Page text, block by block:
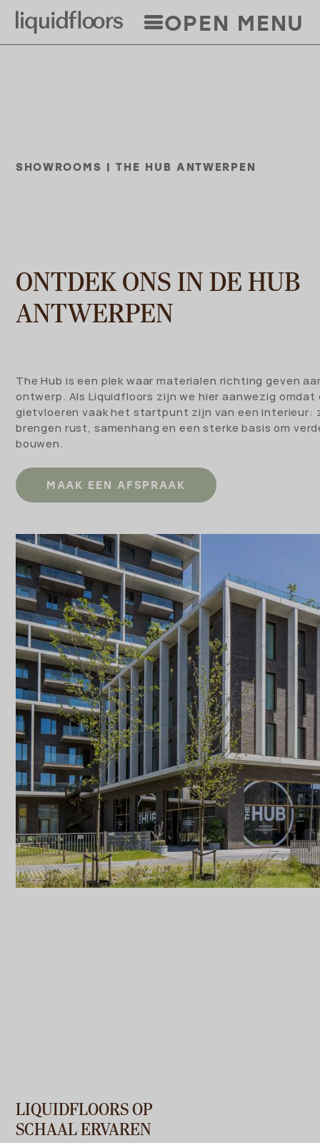
Overslaan
OPEN MENU
SHOWROOMS | THE HUB ANTWERPEN
ONTDEK ONS IN DE HUB
ANTWERPEN
The Hub is een plek waar materialen richting geven
ontwerp. Als Liquidfloors zijn we hier aanwezig omdat
gietvloeren vaak het startpunt zijn van een interieur:
brengen rust, samenhang en een sterke basis om
bouwen.
MAAK EEN AFSPRAAK
LIQUIDFLOORS OP
SCHAAL ERVAREN